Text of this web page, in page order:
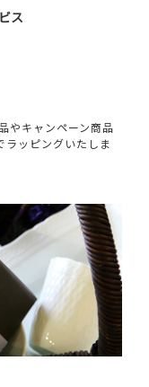
ス
やキャンペーン商品
ラッピングいたしま